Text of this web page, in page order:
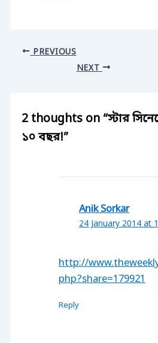
PREVIOUS
NEXT
2 thoughts on “স্টার
১০ বছর!”
Anik Sorkar
24 January 2014 at
http://
php?share=179921
Reply